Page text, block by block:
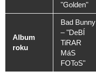
"Golden"
Album
roku
Bad Bunny
– "DeBÍ
TiRAR
MáS
FOToS"